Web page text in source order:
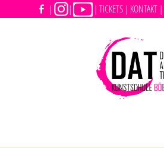
| | | TICKETS | KONTAKT |